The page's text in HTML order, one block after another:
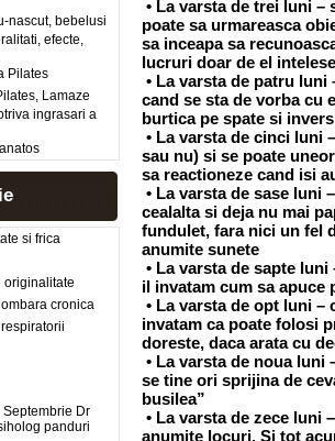
nascut, bebelusi
efecte,
Pilates
Lamaze
ingrasari a
si frica
originalitate
cronica
Dr
panduri
• La varsta de trei luni
poate sa urmareasca
sa inceapa sa
lucruri doar de el intelese
• La varsta de patru
cand se sta de vorba cu
burtica pe spate si invers
• La varsta de cinci luni
sau nu) si se poate
sa reactioneze cand isi
• La varsta de sase luni
cealalta si deja nu mai
fundulet, fara nici un fel
anumite sunete
• La varsta de sapte
il invatam cum sa apuce
• La varsta de opt luni
invatam ca poate folosi
doreste, daca arata cu
• La varsta de noua
se tine ori sprijina de
busilea”
• La varsta de zece luni
anumite locuri. Si tot